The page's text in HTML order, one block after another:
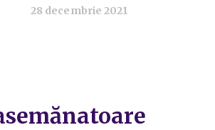
28 decembrie 2021